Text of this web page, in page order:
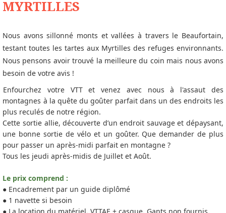
MYRTILLES
Nous avons sillonné monts et vallées à travers le Beaufortain,
testant toutes les tartes aux Myrtilles des refuges environnants.
Nous pensons avoir trouvé la meilleure du coin mais nous avons
besoin de votre avis !
Enfourchez votre VTT et venez avec nous à l'assaut des
montagnes à la quête du goûter parfait dans un des endroits les
plus reculés de notre région.
Cette sortie allie, découverte d’un endroit sauvage et dépaysant,
une bonne sortie de vélo et un goûter. Que demander de plus
pour passer un après-midi parfait en montagne ?
Tous les jeudi après-midis de Juillet et Août.
Le prix comprend :
● Encadrement par un guide diplômé
● 1 navette si besoin